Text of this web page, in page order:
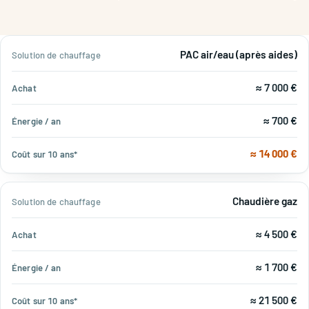
Solution
de
chauffage
Achat
Coût
PAC air/eau (après aides)
≈ 7 000 €
≈ 700 €
≈ 14 000 €
Chaudière gaz
≈ 4 500 €
≈ 1 700 €
≈ 21 500 €